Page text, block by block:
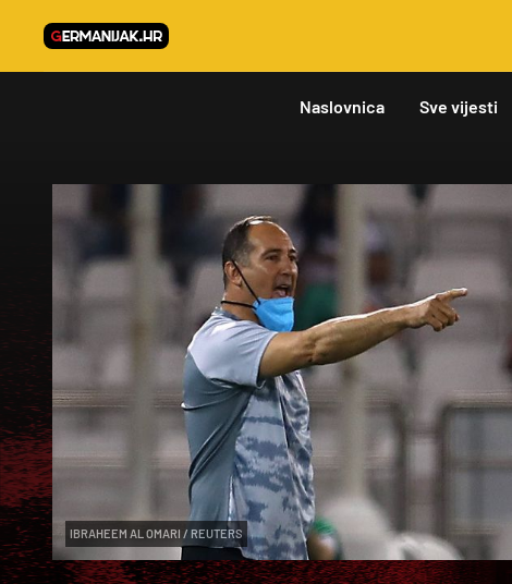
Naslovnica Sve vijesti
IBRAHEEM AL OMARI / REUTERS